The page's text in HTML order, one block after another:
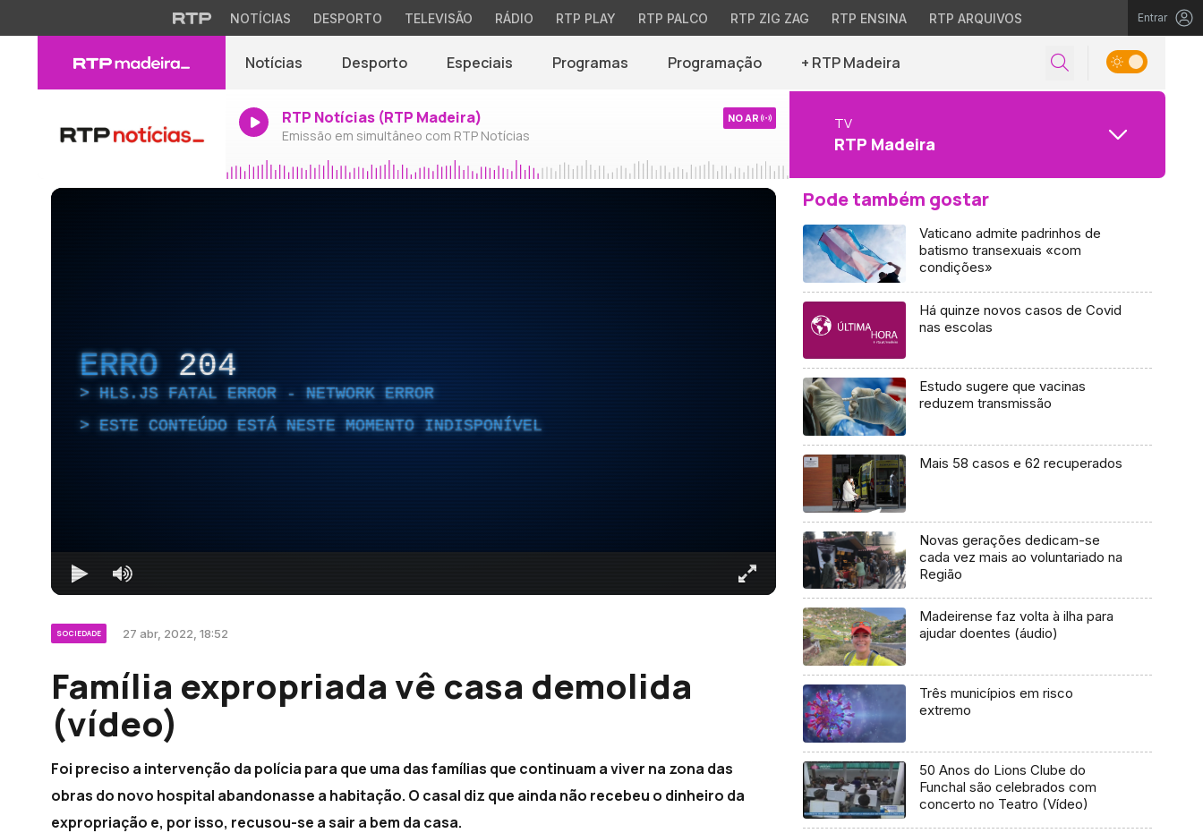
NOTÍCIAS DESPORTO TELEVISÃO RÁDIO RTP PLAY RTP PALCO RTP ZIG ZAG RTP ENSINA RTP ARQUIVOS Entrar
Notícias Desporto Especiais Programas Programação + RTP Madeira
RTP Notícias (RTP Madeira)
Emissão em simultâneo com RTP Notícias
NO AR TV
RTP Madeira
ERRO 204
HLS.JS FATAL ERROR - NETWORK ERROR
ESTE CONTEÚDO ESTÁ NESTE MOMENTO INDISPONÍVEL
SOCIEDADE 27 abr, 2022, 18:52
Família expropriada vê casa demolida
(vídeo)
Foi preciso a intervenção da polícia para que uma das famílias que continuam a viver na zona das
obras do novo hospital abandonasse a habitação. O casal diz que ainda não recebeu o dinheiro da
expropriação e, por isso, recusou-se a sair a bem da casa.
Pode também gostar
Vaticano admite padrinhos de
batismo transexuais «com
condições»
Há quinze novos casos de Covid
nas escolas
Estudo sugere que vacinas
reduzem transmissão
Mais 58 casos e 62 recuperados
Novas gerações dedicam-se
cada vez mais ao voluntariado na
Região
Madeirense faz volta à ilha para
ajudar doentes (áudio)
Três municípios em risco
extremo
50 Anos do Lions Clube do
Funchal são celebrados com
concerto no Teatro (Vídeo)